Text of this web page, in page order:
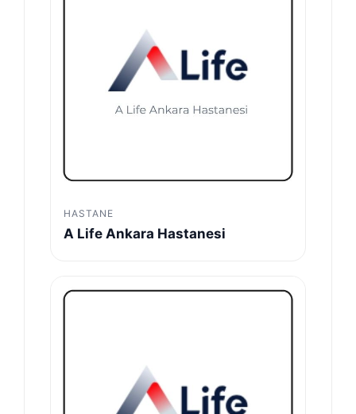
HASTANE
A Life Ankara Hastanesi